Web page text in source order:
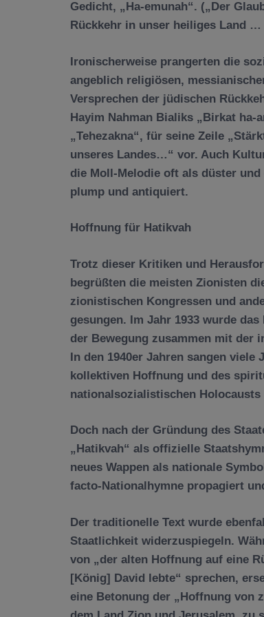
Gedicht, „Ha-emunah“. („Der
Rückkehr in unser heiliges Land
Ironischerweise prangerten die
angeblich religiösen,
Versprechen der jüdischen
Hayim Nahman Bialiks „Birkat ha-
„Tehezakna“, für seine Zeile
unseres Landes…“ vor. Auch
die Moll-Melodie oft als düster
plump und antiquiert.
Hoffnung für Hatikvah
Trotz dieser Kritiken und
begrüßten die meisten Zionisten
zionistischen Kongressen und
gesungen. Im Jahr 1933 wurde
der Bewegung zusammen mit der
In den 1940er Jahren sangen
kollektiven Hoffnung und des
nationalsozialistischen
Doch nach der Gründung des
„Hatikvah“ als offizielle
neues Wappen als nationale
facto-Nationalhymne propagiert
Der traditionelle Text wurde
Staatlichkeit widerzuspiegeln.
von „der alten Hoffnung auf eine
[König] David lebte“ sprechen,
eine Betonung der „Hoffnung von